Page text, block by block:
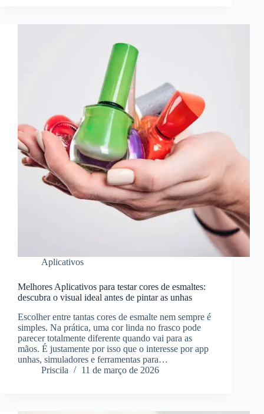
Aplicativos
Melhores Aplicativos para testar cores de esmaltes:
descubra o visual ideal antes de pintar as unhas
Escolher entre tantas cores de esmalte nem sempre é
simples. Na prática, uma cor linda no frasco pode
parecer totalmente diferente quando vai para as
mãos. É justamente por isso que o interesse por app
unhas, simuladores e ferramentas para…
Priscila
11 de março de 2026